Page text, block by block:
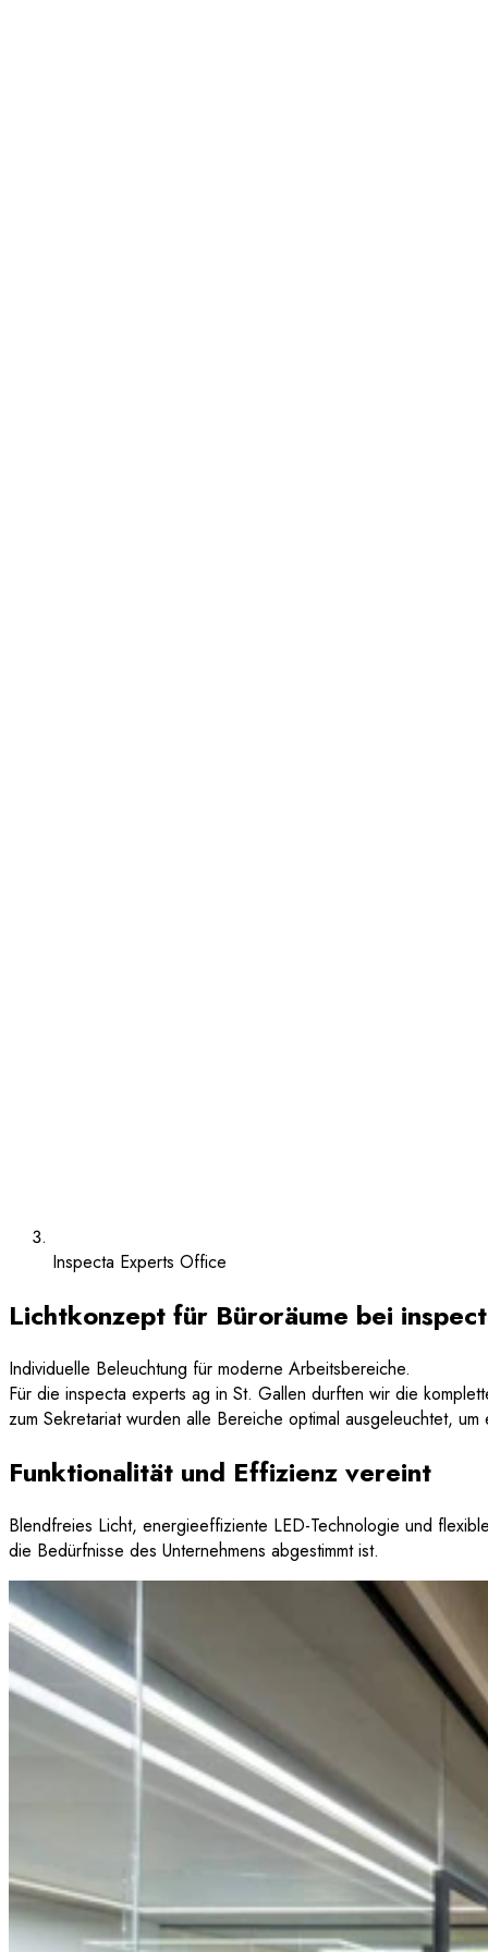
Inspecta Experts Office
Lichtkonzept für Büroräume bei
Individuelle Beleuchtung für moderne Arbeitsbereiche.
Für die inspecta experts ag in St. Gallen durften wir die
zum Sekretariat wurden alle Bereiche optimal ausgeleuchtet,
Funktionalität und Effizienz vereint
Blendfreies Licht, energieeffiziente LED-Technologie und
die Bedürfnisse des Unternehmens abgestimmt ist.